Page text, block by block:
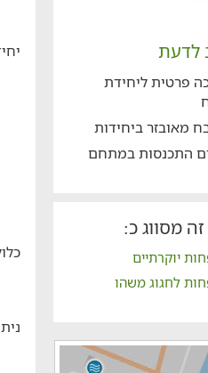
לדעת
פרטית ליחידת
מאובזר ביחידות
התכנסות במתחם
מסווג כ:
יוקרתיים
לחגוג משהו